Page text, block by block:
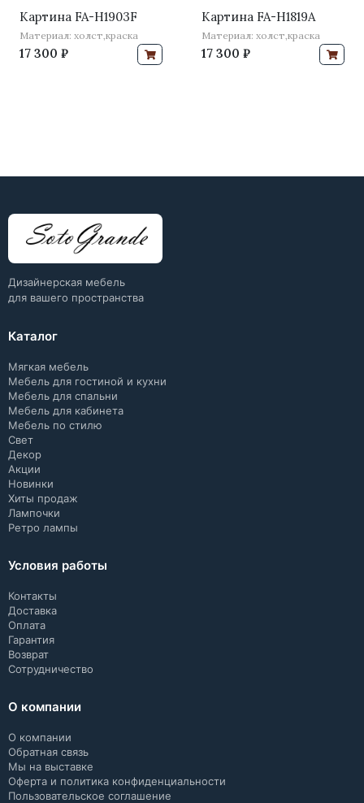
Картина FA-H1903F
Материал: холст,краска
17 300 ₽
Картина FA-H1819A
Материал: холст,краска
17 300 ₽
Дизайнерская мебель
для вашего пространства
Каталог
Мягкая мебель
Мебель для гостиной и кухни
Мебель для спальни
Мебель для кабинета
Мебель по стилю
Свет
Декор
Акции
Новинки
Хиты продаж
Лампочки
Ретро лампы
Условия работы
Контакты
Доставка
Оплата
Гарантия
Возврат
Сотрудничество
О компании
О компании
Обратная связь
Мы на выставке
Оферта и политика конфиденциальности
Пользовательское соглашение